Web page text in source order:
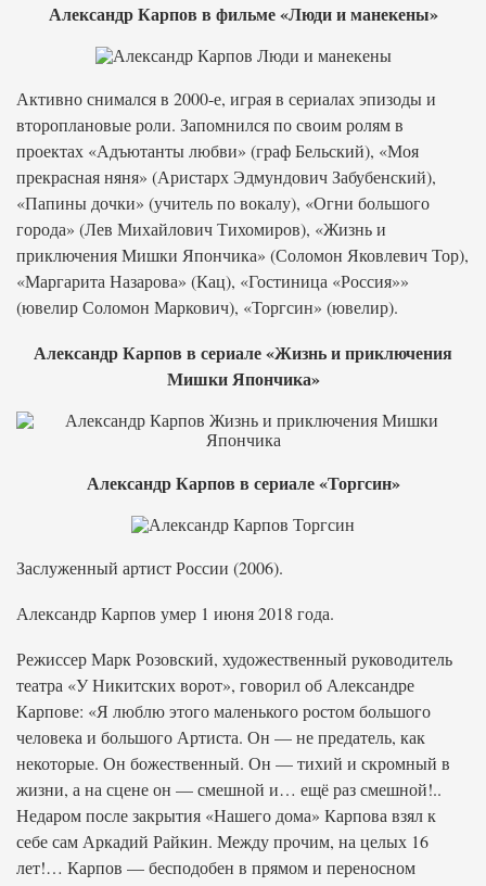
Александр Карпов в фильме «Люди и манекены»
Активно снимался в 2000-е, играя в сериалах эпизоды и
второплановые роли. Запомнился по своим ролям в
проектах «Адъютанты любви» (граф Бельский), «Моя
прекрасная няня» (Аристарх Эдмундович Забубенский),
«Папины дочки» (учитель по вокалу), «Огни большого
города» (Лев Михайлович Тихомиров), «Жизнь и
приключения Мишки Япончика» (Соломон Яковлевич Тор),
«Маргарита Назарова» (Кац), «Гостиница «Россия»»
(ювелир Соломон Маркович), «Торгсин» (ювелир).
Александр Карпов в сериале «Жизнь и приключения
Мишки Япончика»
Александр Карпов в сериале «Торгсин»
Заслуженный артист России (2006).
Александр Карпов умер 1 июня 2018 года.
Режиссер Марк Розовский, художественный руководитель
театра «У Никитских ворот», говорил об Александре
Карпове: «Я люблю этого маленького ростом большого
человека и большого Артиста. Он — не предатель, как
некоторые. Он божественный. Он — тихий и скромный в
жизни, а на сцене он — смешной и… ещё раз смешной!..
Недаром после закрытия «Нашего дома» Карпова взял к
себе сам Аркадий Райкин. Между прочим, на целых 16
лет!… Карпов — бесподобен в прямом и переносном